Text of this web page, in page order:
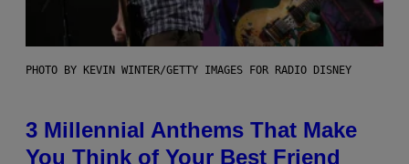
PHOTO BY KEVIN WINTER/GETTY IMAGES FOR RADIO DISNEY
3 Millennial Anthems That Make
You Think of Your Best Friend